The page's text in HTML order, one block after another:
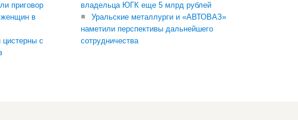
приговор
в
цистерны с
владельца ЮГК еще 5 млрд рублей
Уральские металлурги и «АВТОВАЗ»
наметили перспективы дальнейшего
сотрудничества